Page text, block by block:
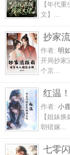
【年代
文】...
抄家
作者: 明
开局抄家
个京...
红温
作者: 小
【姐妹
朝错嫁...
七零